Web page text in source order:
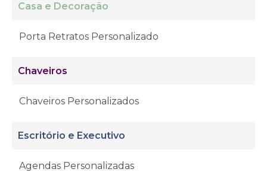
Casa e Decoração
Porta Retratos Personalizado
Chaveiros
Chaveiros Personalizados
Escritório e Executivo
Agendas Personalizadas